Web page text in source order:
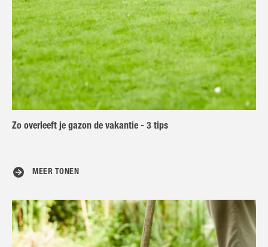
Zo overleeft je gazon de vakantie - 3 tips
MEER TONEN